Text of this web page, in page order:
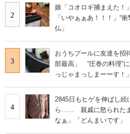
2
娘「コオロギ捕まえた！
「いやぁぁあ！！！」“
仏」
3
おうちプールに友達を
部最高」 “圧巻の料理”
っじゃまっしまーーす！」
4
2845日もヒゲを伸ばし
ら…… 親戚に怒られたま
なぁ」「どんまいです」